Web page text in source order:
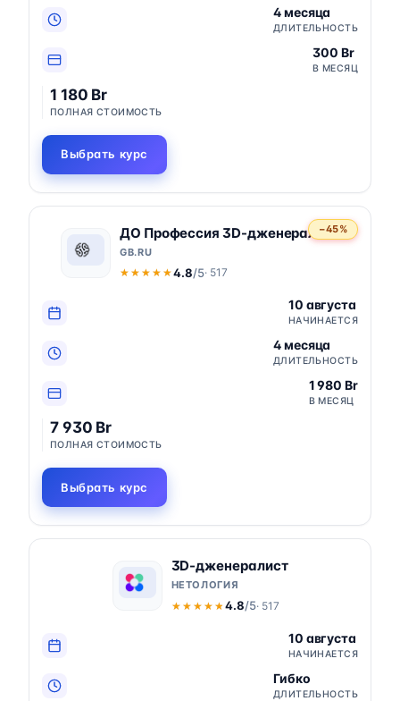
4 месяца
ДЛИТЕЛЬНОСТЬ
300 Br
В МЕСЯЦ
1 180 Br
ПОЛНАЯ СТОИМОСТЬ
Выбрать курс
−45%
ДО Профессия 3D-дженералист
GB.RU
★★★★★
★★★★★4.8/5· 517
10 августа
НАЧИНАЕТСЯ
4 месяца
ДЛИТЕЛЬНОСТЬ
1 980 Br
В МЕСЯЦ
7 930 Br
ПОЛНАЯ СТОИМОСТЬ
Выбрать курс
3D-дженералист
НЕТОЛОГИЯ
★★★★★
★★★★★ 4.8/5· 517
10 августа
НАЧИНАЕТСЯ
Гибко
ДЛИТЕЛЬНОСТЬ